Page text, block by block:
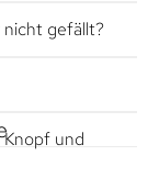
nicht gefällt?
Knopf und